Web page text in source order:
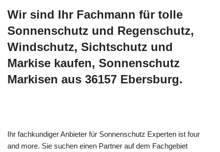
Wir sind Ihr Fachmann für tolle
Sonnenschutz und Regenschutz,
Windschutz, Sichtschutz und
Markise kaufen, Sonnenschutz
Markisen aus 36157 Ebersburg.
Ihr fachkundiger Anbieter für Sonnenschutz Experten ist four
and more. Sie suchen einen Partner auf dem Fachgebiet